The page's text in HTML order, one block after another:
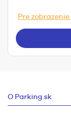
Pre
O Parking.sk